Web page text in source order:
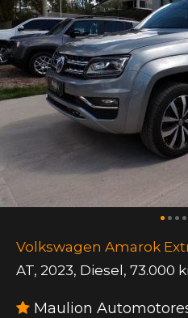
Volkswagen Amarok
AT, 2023, Diesel, 73.000
Maulion